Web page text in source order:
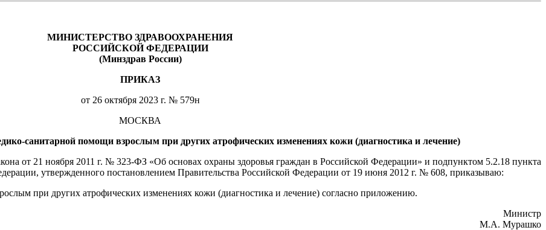
МИНИСТЕРСТВО ЗДРАВООХРАНЕНИЯ
РОССИЙСКОЙ ФЕДЕРАЦИИ
(Минздрав России)
ПРИКАЗ
от 26 октября 2023 г. № 579н
МОСКВА
санитарной помощи взрослым при других атрофических изменениях кожи (диагностика и лечение)
от 21 ноября 2011 г. № 323-ФЗ «Об основах охраны здоровья граждан в Российской Федерации» и подпунктом 5.2.18 пункта
утвержденного постановлением Правительства Российской Федерации от 19 июня 2012 г. № 608, приказываю:
при других атрофических изменениях кожи (диагностика и лечение) согласно приложению.
Министр
М.А. Мурашко